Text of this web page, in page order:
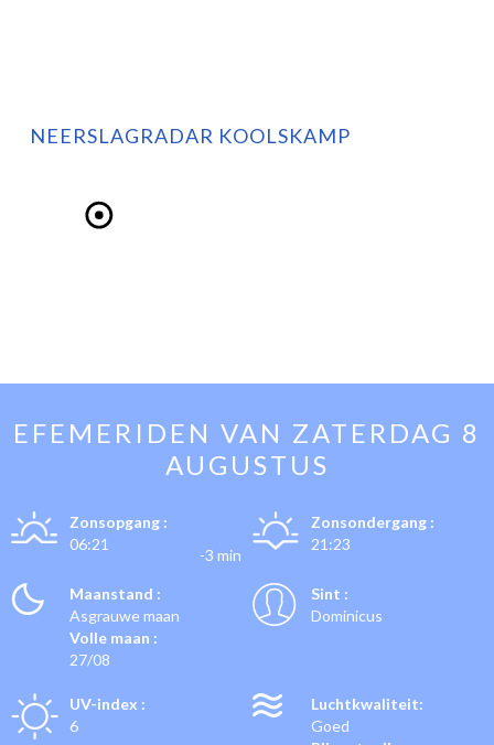
NEERSLAGRADAR KOOLSKAMP
EFEMERIDEN VAN ZATERDAG 8
AUGUSTUS
Zonsopgang :
06:21
-3 min
Zonsondergang :
21:23
Maanstand :
Asgrauwe maan
Volle maan :
27/08
Sint :
Dominicus
UV-index :
6
Luchtkwaliteit:
Goed